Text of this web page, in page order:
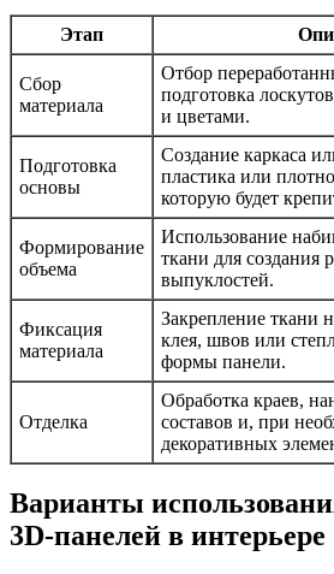
Этап
Сбор
материала
Отбор
подготовка
и цветами.
Подготовка
основы
Создание каркаса
пластика или
которую будет
Формирование
объема
Использование
ткани для создания
выпуклостей.
Фиксация
материала
Закрепление ткани
клея, швов или
формы панели.
Отделка
Обработка краев,
составов и, при
декоративных
Варианты
3D-панелей в интерьере